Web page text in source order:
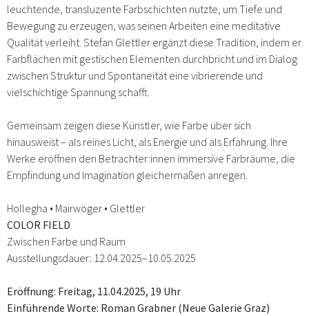
leuchtende, transluzente Farbschichten nutzte, um Tiefe und
Bewegung zu erzeugen, was seinen Arbeiten eine meditative
Qualität verleiht. Stefan Glettler ergänzt diese Tradition, indem er
Farbflächen mit gestischen Elementen durchbricht und im Dialog
zwischen Struktur und Spontaneität eine vibrierende und
vielschichtige Spannung schafft.​
Gemeinsam zeigen diese Künstler, wie Farbe über sich
hinausweist – als reines Licht, als Energie und als Erfahrung. Ihre
Werke eröffnen den Betrachter:innen immersive Farbräume, die
Empfindung und Imagination gleichermaßen anregen.
Hollegha • Mairwöger • Glettler
COLOR FIELD
Zwischen Farbe und Raum
Ausstellungsdauer: 12.04.2025–10.05.2025
Eröffnung: Freitag, 11.04.2025, 19 Uhr
Einführende Worte: Roman Grabner (Neue Galerie Graz)